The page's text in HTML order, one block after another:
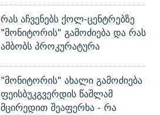
რას აჩვენებს ქოლ-ცენტრებზე
"მონიტორის" გამოძიება და რას
ამბობს პროკურატურა
"მონიტორის" ახალი გამოძიება
ფეისბუკგვერდის წაშლამ
მცირედით შეაფერხა - რა